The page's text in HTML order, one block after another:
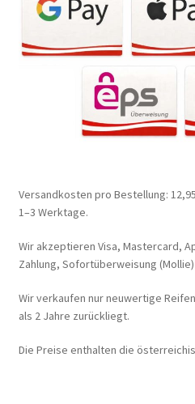
Versandkosten pro Bestellung:
1–3 Werktage.
Wir akzeptieren Visa, Mastercard,
Zahlung, Sofortüberweisung
Wir verkaufen nur neuwertige
als 2 Jahre zurückliegt.
Die Preise enthalten die